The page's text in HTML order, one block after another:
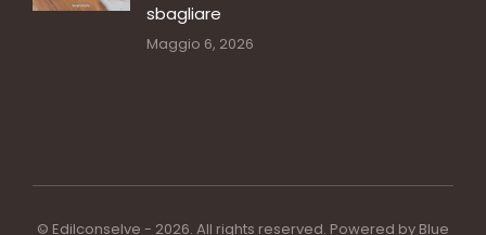
sbagliare
Maggio 6, 2026
© Edilconselve - 2026. All rights reserved. Powered by Blue